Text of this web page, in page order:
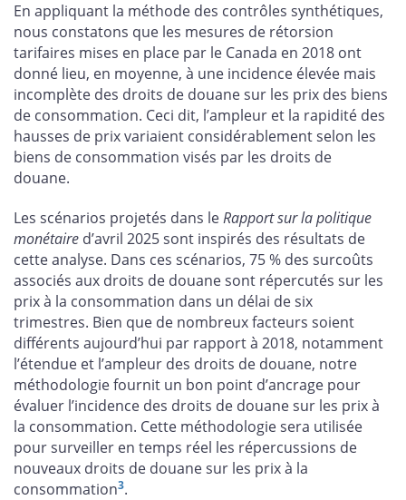
En appliquant la méthode des contrôles synthétiques,
nous constatons que les mesures de rétorsion
tarifaires mises en place par le Canada en 2018 ont
donné lieu, en moyenne, à une incidence élevée mais
incomplète des droits de douane sur les prix des biens
de consommation. Ceci dit, l’ampleur et la rapidité des
hausses de prix variaient considérablement selon les
biens de consommation visés par les droits de
douane.
Les scénarios projetés dans leRapport sur la politique
monétaire d’avril 2025 sont inspirés des résultats de
cette analyse. Dans ces scénarios, 75 % des surcoûts
associés aux droits de douane sont répercutés sur les
prix à la consommation dans un délai de six
trimestres. Bien que de nombreux facteurs soient
différents aujourd’hui par rapport à 2018, notamment
l’étendue et l’ampleur des droits de douane, notre
méthodologie fournit un bon point d’ancrage pour
évaluer l’incidence des droits de douane sur les prix à
la consommation. Cette méthodologie sera utilisée
pour surveiller en temps réel les répercussions de
nouveaux droits de douane sur les prix à la
consommation3.